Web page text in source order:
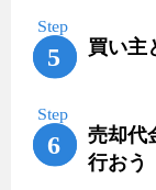
買い主
売却代
行おう